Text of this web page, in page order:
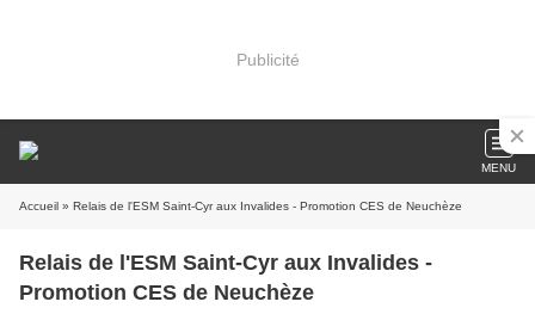
Publicité
MENU
Accueil » Relais de l'ESM Saint-Cyr aux Invalides - Promotion CES de Neuchèze
Relais de l'ESM Saint-Cyr aux Invalides -
Promotion CES de Neuchèze